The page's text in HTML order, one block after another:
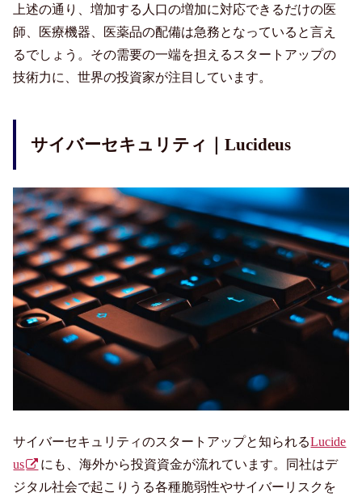
上述の通り、増加する人口の増加に対応できるだけの医
師、医療機器、医薬品の配備は急務となっていると言え
るでしょう。その需要の一端を担えるスタートアップの
技術力に、世界の投資家が注目しています。
サイバーセキュリティ｜Lucideus
サイバーセキュリティのスタートアップと知られるLucide
us
にも、海外から投資資金が流れています。同社はデ
ジタル社会で起こりうる各種脆弱性やサイバーリスクを